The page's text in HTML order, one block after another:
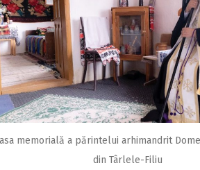
memorială a părintelui arhimandrit
din Târlele-Filiu